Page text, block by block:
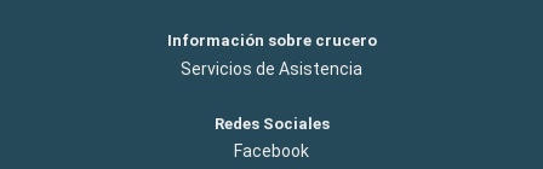
Información sobre crucero
Servicios de Asistencia
Redes Sociales
Facebook